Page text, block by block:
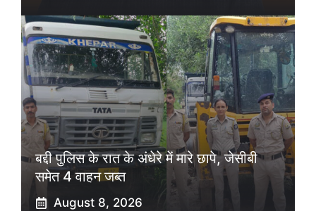
बद्दी पुलिस के रात के अंधेरे में मारे छापे, जेसीबी
समेत 4 वाहन जब्त
August 8, 2026